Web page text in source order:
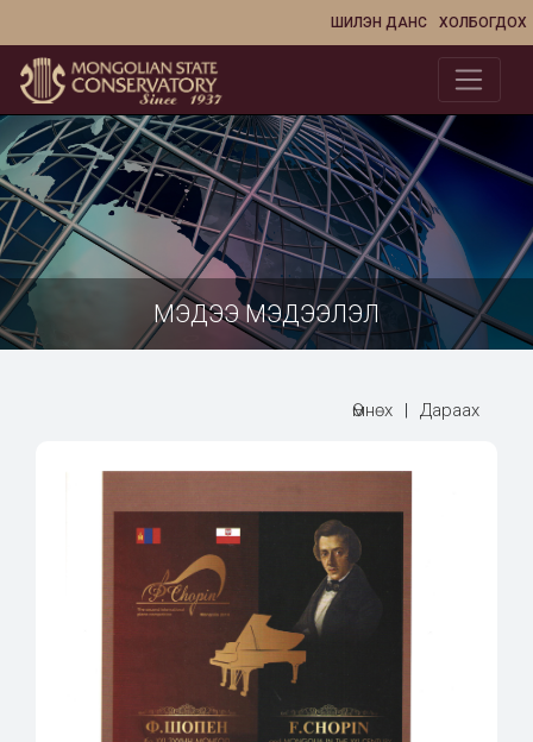
ХОЛБОГДОХ
ШИЛЭН ДАНС
МЭДЭЭ МЭДЭЭЛЭЛ
Өмнөх | Дараах